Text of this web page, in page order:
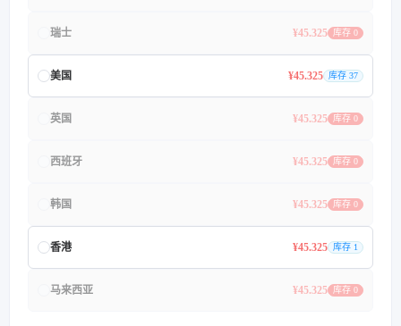
瑞士 ¥45.325 库存 0
美国 ¥45.325 库存 37
英国 ¥45.325 库存 0
西班牙 ¥45.325 库存 0
韩国 ¥45.325 库存 0
香港 ¥45.325 库存 1
马来西亚 ¥45.325 库存 0